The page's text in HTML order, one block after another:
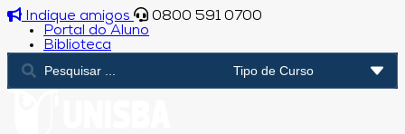
Indique amigos
0800 591 0700
Portal do Aluno
Biblioteca